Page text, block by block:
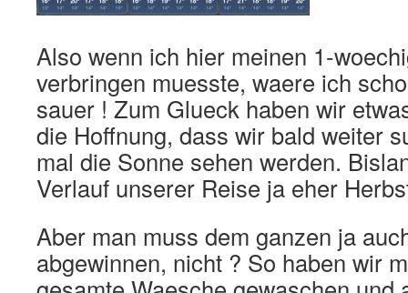
Also wenn ich hier meinen 1-
verbringen muesste, waere ich
sauer ! Zum Glueck haben wir
die Hoffnung, dass wir bald weiter
mal die Sonne sehen werden.
Verlauf unserer Reise ja eher
Aber man muss dem ganzen ja
abgewinnen, nicht ? So haben wir